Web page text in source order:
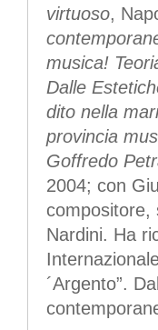
virtuoso,
musica!
Dalle
dito nella
provincia
Goffredo
2004; con
compositore,
Nardini. Ha
´Argento”.